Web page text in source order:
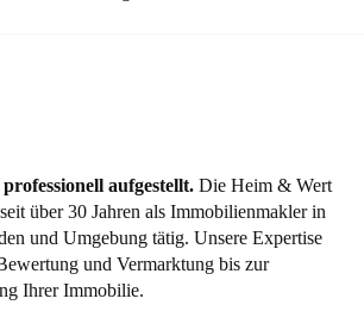
aufgestellt. Die Heim & Wert
über 30 Jahren als Immobilienmaklerin
und Umgebung tätig. Unsere Expertise
und Vermarktung bis zur
Ihrer Immobilie.